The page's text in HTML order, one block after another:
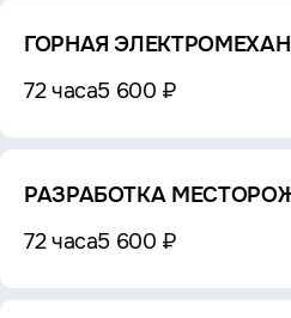
ГОРНАЯ
72 часа5 600 ₽
РАЗРАБОТКА
72 часа5 600 ₽